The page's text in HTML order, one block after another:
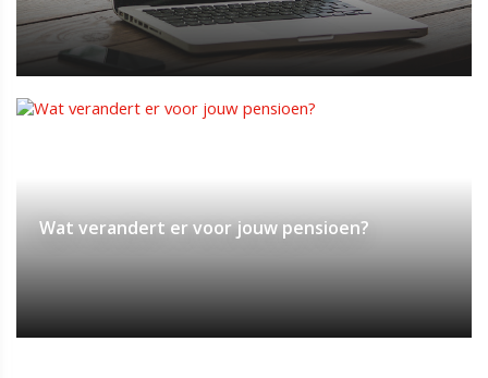
Wat verandert er voor jouw pensioen?